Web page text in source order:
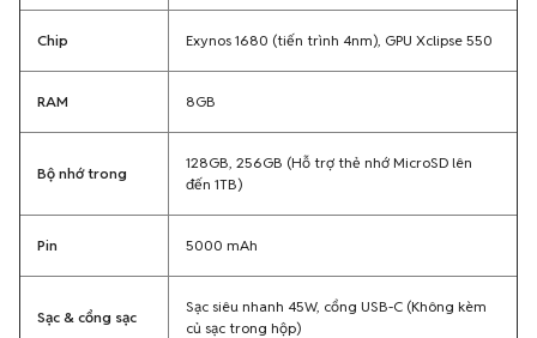
Chip Exynos 1680 (tiến trình 4nm), GPU Xclipse 550
RAM 8GB
Bộ nhớ trong
128GB, 256GB (Hỗ trợ thẻ nhớ MicroSD lên
đến 1TB)
Pin 5000 mAh
Sạc & cổng sạc
Sạc siêu nhanh 45W, cổng USB-C (Không kèm
củ sạc trong hộp)